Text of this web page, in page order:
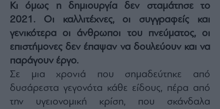
Les
Bons
Vivants
Auto
Life
&
Style
Υγεία
Κι όμως η δημιουργία δεν σταμάτησε το
2021. Οι καλλιτέχνες, οι συγγραφείς και
γενικότερα οι άνθρωποι του πνεύματος, οι
επιστήμονες δεν έπαψαν να δουλεύουν και να
παράγουν έργο.
Σε μια χρονιά που σημαδεύτηκε από
δυσάρεστα γεγονότα κάθε είδους, πέρα από
την υγειονομική κρίση, που σκάνδαλα